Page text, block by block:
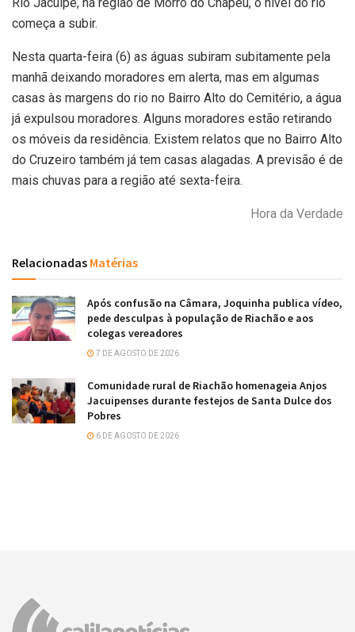
começa a subir.
Nesta quarta-feira (6) as águas subiram subitamente pela
manhã deixando moradores em alerta, mas em algumas
casas às margens do rio no Bairro Alto do Cemitério, a água
já expulsou moradores. Alguns moradores estão retirando
os móveis da residência. Existem relatos que no Bairro Alto
do Cruzeiro também já tem casas alagadas. A previsão é de
mais chuvas para a região até sexta-feira.
Hora da Verdade
Relacionadas Matérias
Após confusão na Câmara, Joquinha publica vídeo,
pede desculpas à população de Riachão e aos
colegas vereadores
7 DE AGOSTO DE 2026
Comunidade rural de Riachão homenageia Anjos
Jacuipenses durante festejos de Santa Dulce dos
Pobres
6 DE AGOSTO DE 2026